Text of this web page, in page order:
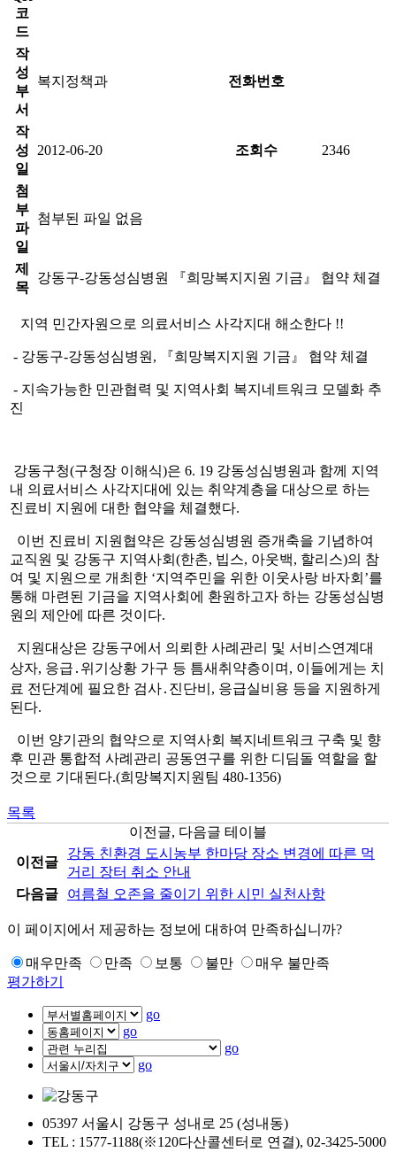
코
드
작
성
부
서
복지정책과 전화번호
작
성
일
2012-06-20 조회수 2346
첨
부
파
일
첨부된 파일 없음
제
목
강동구-강동성심병원 『희망복지지원 기금』 협약 체결
지역 민간자원으로 의료서비스 사각지대 해소한다 !!
- 강동구-강동성심병원, 『희망복지지원 기금』 협약 체결
- 지속가능한 민관협력 및 지역사회 복지네트워크 모델화 추
진
강동구청(구청장 이해식)은 6. 19 강동성심병원과 함께 지역
내 의료서비스 사각지대에 있는 취약계층을 대상으로 하는
진료비 지원에 대한 협약을 체결했다.
이번 진료비 지원협약은 강동성심병원 증개축을 기념하여
교직원 및 강동구 지역사회(한촌, 빕스, 아웃백, 할리스)의 참
여 및 지원으로 개최한 ‘지역주민을 위한 이웃사랑 바자회’를
통해 마련된 기금을 지역사회에 환원하고자 하는 강동성심병
원의 제안에 따른 것이다.
지원대상은 강동구에서 의뢰한 사례관리 및 서비스연계대
상자, 응급․위기상황 가구 등 틈새취약층이며, 이들에게는 치
료 전단계에 필요한 검사․진단비, 응급실비용 등을 지원하게
된다.
이번 양기관의 협약으로 지역사회 복지네트워크 구축 및 향
후 민관 통합적 사례관리 공동연구를 위한 디딤돌 역할을 할
것으로 기대된다.(희망복지지원팀 480-1356)
목록
이전글, 다음글 테이블
이전글
강동 친환경 도시농부 한마당 장소 변경에 따른 먹
거리 장터 취소 안내
다음글
여름철 오존을 줄이기 위한 시민 실천사항
이 페이지에서 제공하는 정보에 대하여 만족하십니까?
매우만족 만족 보통 불만
매우 불만족
평가하기
go
go
go
go
05397 서울시 강동구 성내로 25 (성내동)
TEL : 1577-1188(※120다산콜센터로 연결), 02-3425-5000